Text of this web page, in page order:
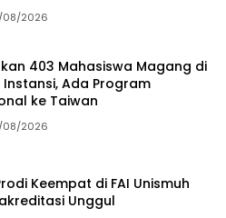
08/2026
403 Mahasiswa Magang di
Ada Program
ke Taiwan
08/2026
Keempat di FAI Unismuh
Unggul